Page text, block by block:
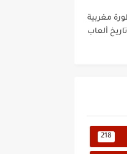
مغربية
ألعاب
218